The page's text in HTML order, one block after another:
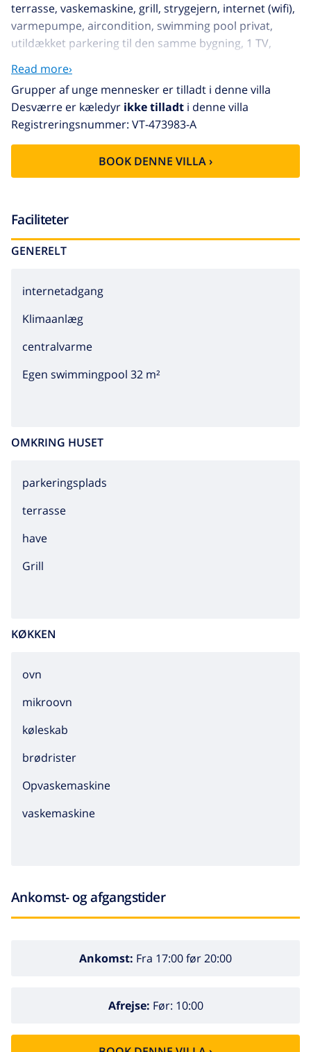
terrasse, vaskemaskine, grill, strygejern, internet (wifi),
varmepumpe, aircondition, swimming pool privat,
utildækket parkering til den samme bygning, 1 TV,
satellit (Sprog: Spansk, Engelsk, Tysk, Fransk, Russisk,
Svensk, Norsk).
The køkken, med service og køleskab, mikroovn, ovn,
fryser, opvaskemaskine, tallerkener/bestik,
køkkenredskaber, kaffemaskine, brødrister, kedel og
saftpresser.
Read more›
Grupper af unge mennesker er tilladt i denne villa
Desværre er kæledyr ikke tilladt i denne villa
Registreringsnummer: VT-473983-A
BOOK DENNE VILLA ›
Faciliteter
GENERELT
internetadgang
Klimaanlæg
centralvarme
Egen swimmingpool 32 m²
OMKRING HUSET
parkeringsplads
terrasse
have
grill
KØKKEN
ovn
mikroovn
køleskab
brødrister
Opvaskemaskine
vaskemaskine
Ankomst- og afgangstider
Ankomst: Fra 17:00 før 20:00
Afrejse: Før: 10:00